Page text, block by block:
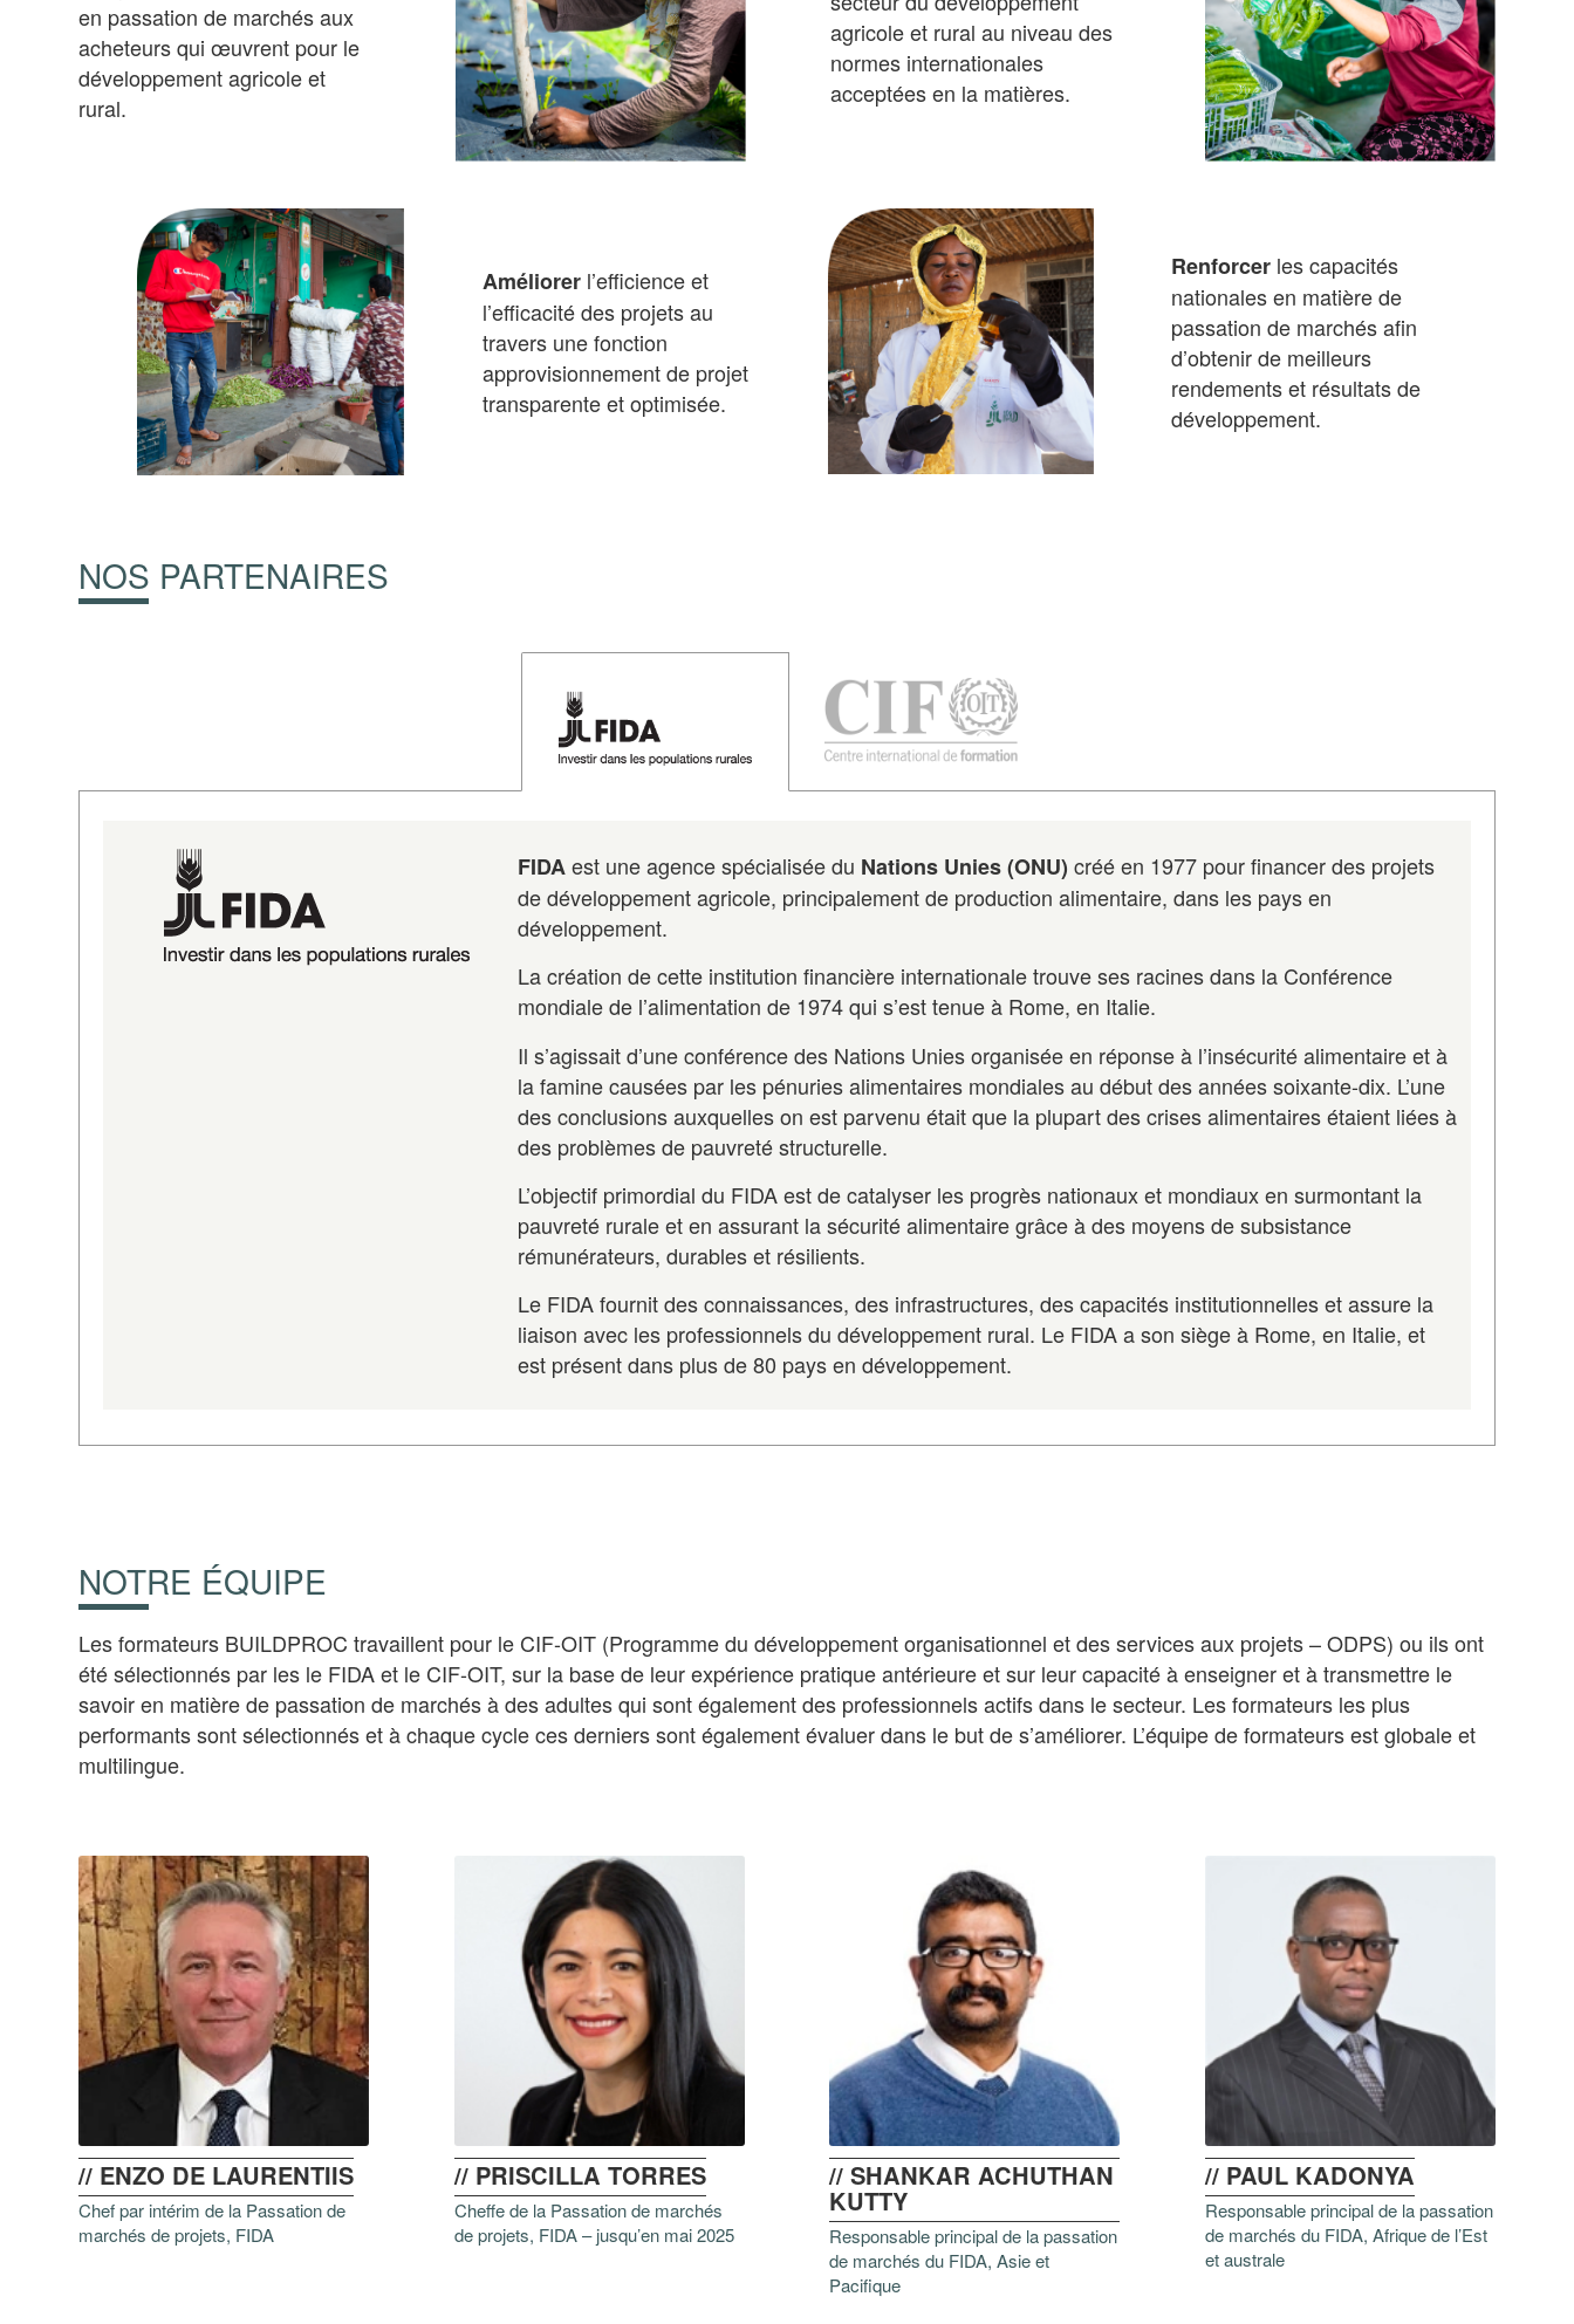
en passation de marchés aux
acheteurs qui œuvrent pour le
développement agricole et
rural.
agricole et rural au niveau des
normes internationales
acceptées en la matières.
Améliorer l’efficience et
l’efficacité des projets au
travers une fonction
approvisionnement de projet
transparente et optimisée.
Renforcer les capacités
nationales en matière de
passation de marchés afin
d’obtenir de meilleurs
rendements et résultats de
développement.
NOS PARTENAIRES
FIDAest une agence spécialisée du Nations Unies (ONU) créé en 1977 pour financer des projets
de développement agricole, principalement de production alimentaire, dans les pays en
développement.
La création de cette institution financière internationale trouve ses racines dans la Conférence
mondiale de l’alimentation de 1974 qui s’est tenue à Rome, en Italie.
Il s’agissait d’une conférence des Nations Unies organisée en réponse à l’insécurité alimentaire et à
la famine causées par les pénuries alimentaires mondiales au début des années soixante-dix. L’une
des conclusions auxquelles on est parvenu était que la plupart des crises alimentaires étaient liées à
des problèmes de pauvreté structurelle.
L’objectif primordial du FIDA est de catalyser les progrès nationaux et mondiaux en surmontant la
pauvreté rurale et en assurant la sécurité alimentaire grâce à des moyens de subsistance
rémunérateurs, durables et résilients.
Le FIDA fournit des connaissances, des infrastructures, des capacités institutionnelles et assure la
liaison avec les professionnels du développement rural. Le FIDA a son siège à Rome, en Italie, et
est présent dans plus de 80 pays en développement.
NOTRE ÉQUIPE
Les formateurs BUILDPROC travaillent pour le CIF-OIT (Programme du développement organisationnel et des services aux projets – ODPS) ou ils ont
été sélectionnés par les le FIDA et le CIF-OIT, sur la base de leur expérience pratique antérieure et sur leur capacité à enseigner et à transmettre le
savoir en matière de passation de marchés à des adultes qui sont également des professionnels actifs dans le secteur. Les formateurs les plus
performants sont sélectionnés et à chaque cycle ces derniers sont également évaluer dans le but de s’améliorer. L’équipe de formateurs est globale et
multilingue.
// ENZO DE LAURENTIIS
Chef par intérim de la Passation de
marchés de projets, FIDA
// PRISCILLA TORRES
Cheffe de la Passation de marchés
de projets, FIDA – jusqu’en mai 2025
// SHANKAR ACHUTHAN
KUTTY
Responsable principal de la passation
de marchés du FIDA, Asie et
Pacifique
// PAUL KADONYA
Responsable principal de la passation
de marchés du FIDA, Afrique de l’Est
et australe